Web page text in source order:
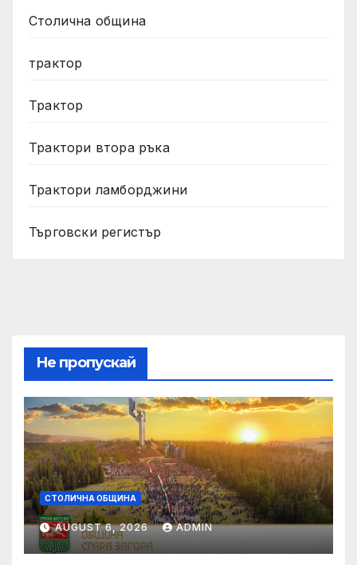
Столична община
трактор
Трактор
Трактори втора ръка
Трактори ламборджини
Търговски регистър
Не пропускай
СТОЛИЧНА ОБЩИНА
AUGUST 6, 2026 ADMIN